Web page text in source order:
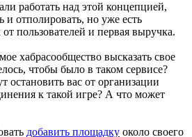
работать над этой концепцией,
и отполировать, но уже есть
пользователей и первая выручка.
хабрасообщество высказать свое
чтобы было в таком сервисе?
остановить вас от организации
к такой игре? А что может
добавить площадку около своего